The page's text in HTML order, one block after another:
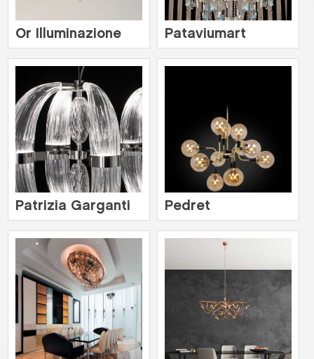
Or Illuminazione Pataviumart
Patrizia Garganti Pedret